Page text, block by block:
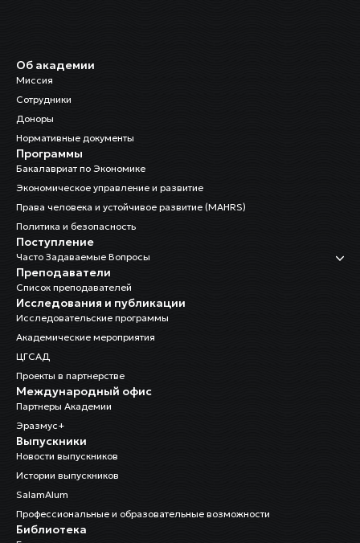
Об академии
Миссия
Сотрудники
Доноры
Нормативные документы
Программы
Бакалавриат по Экономике
Экономическое управление и развитие
Права человека и устойчивое развитие (MAHRS)
Политика и безопасность
Поступление
Часто Задаваемые Вопросы
Преподаватели
Список преподавателей
Исследования и публикации
Исследовательские программы
Академические мероприятия
ЦГСАД
Проекты в партнерстве
Международный офис
Партнеры Академии
Эразмус+
Выпускники
Новости выпускников
Истории выпускников
SalamAlum
Профессиональные и образовательные возможности
Библиотека